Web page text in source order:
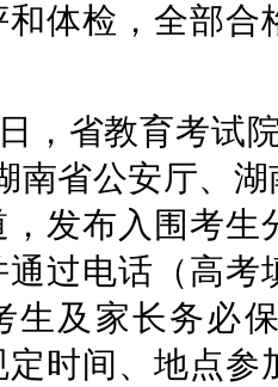
体检，全部
，省教育考试
南省公安厅、
发布入围考
过电话（高
生及家长务必
时间、地点